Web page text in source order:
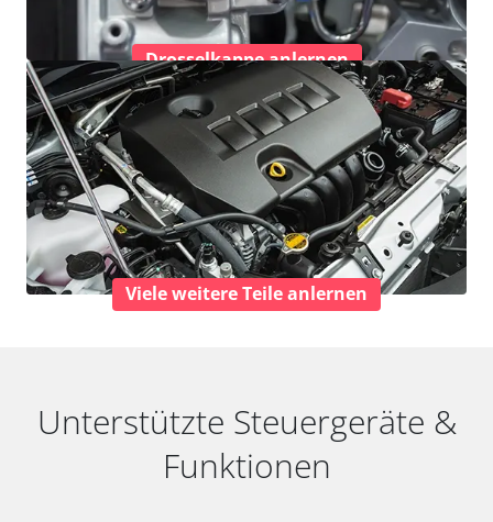
Drosselkappe anlernen
Viele weitere Teile anlernen
Unterstützte Steuergeräte &
Funktionen